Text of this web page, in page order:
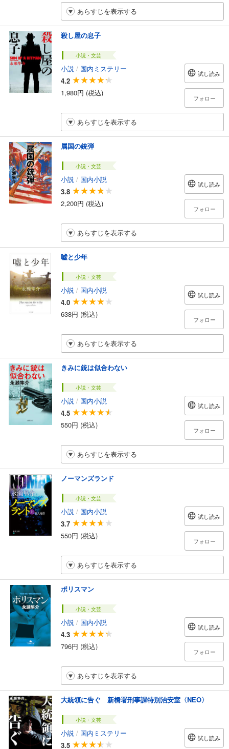
あらすじを表示する
殺し屋の息子
小説・文芸
小説 / 国内ミステリー
4.2
1,980円 (税込)
試し読み
フォロー
あらすじを表示する
属国の銃弾
小説・文芸
小説 / 国内小説
3.8
2,200円 (税込)
試し読み
フォロー
あらすじを表示する
嘘と少年
小説・文芸
小説 / 国内小説
4.0
638円 (税込)
試し読み
フォロー
あらすじを表示する
きみに銃は似合わない
小説・文芸
小説 / 国内小説
4.5
550円 (税込)
試し読み
フォロー
あらすじを表示する
ノーマンズランド
小説・文芸
小説 / 国内小説
3.7
550円 (税込)
試し読み
フォロー
あらすじを表示する
ポリスマン
小説・文芸
小説 / 国内小説
4.3
796円 (税込)
試し読み
フォロー
あらすじを表示する
大統領に告ぐ 新橋署刑事課特別治安室〈NEO〉
小説・文芸
小説 / 国内ミステリー
3.5
試し読み